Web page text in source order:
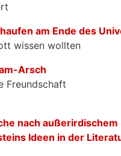
am Ende des
wissen wollten
Arsch
Freundschaft
nach außerirdischem
Ideen in der